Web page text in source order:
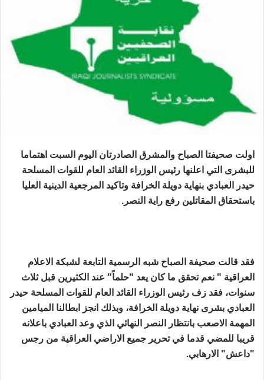
اولت صحيفتا الصباح والمشرق الصادرتان اليوم السبت اهتماما
للبشرى التي اعلنها رئيس الوزراء القائد العام للقوات المسلحة
حيدر العبادي بنهاية دويلة الخرافة وتاكيد المرجعية الدينية العليا
باستحقاق المقاتلين رفع راية النصر.
فقد قالت صحيفة الصباح شبه الرسمية التابعة لشبكة الاعلام
العراقية " نعم تحقق ما كان يعد "حلماً" عند الكثيرين قبل ثلاث
سنوات، فقد زف رئيس الوزراء القائد العام للقوات المسلحة حيدر
العبادي بشرى نهاية دويلة الخرافة، وبذلك انجز ابطالنا الميامين
المهمة الاصعب بانتظار النصر النهائي الذي وعد العبادي باعلانه
قريبا للمضي قدما في تحرير جميع الاراضي العراقية من رجس
"داعش" الارهابي.